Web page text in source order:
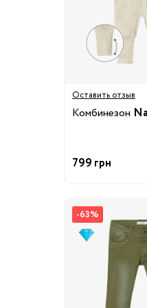
32/33
для беременных
дородовое
в роддом
для кормления
Кроватки и люльки
Оставить отзыв
Комбинезон
799 грн
-63%